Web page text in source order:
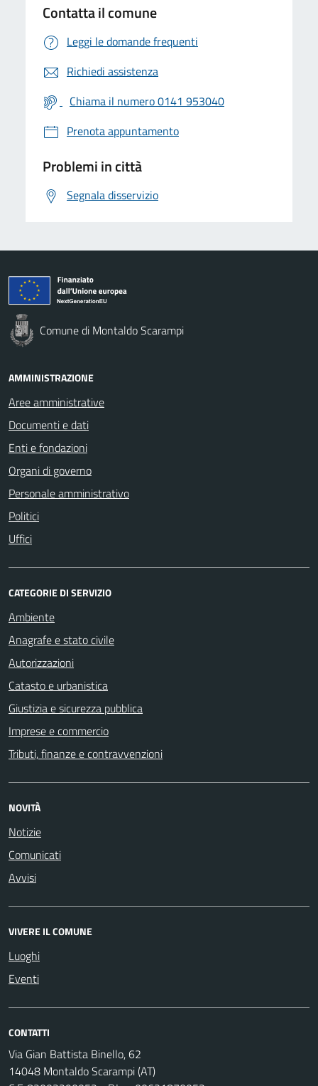
Contatta il comune
Leggi le domande frequenti
Richiedi assistenza
Chiama il numero 0141 953040
Prenota appuntamento
Problemi in città
Segnala disservizio
Comune di Montaldo Scarampi
AMMINISTRAZIONE
Aree amministrative
Documenti e dati
Enti e fondazioni
Organi di governo
Personale amministrativo
Politici
Uffici
CATEGORIE DI SERVIZIO
Ambiente
Anagrafe e stato civile
Autorizzazioni
Catasto e urbanistica
Giustizia e sicurezza pubblica
Imprese e commercio
Tributi, finanze e contravvenzioni
NOVITÀ
Notizie
Comunicati
Avvisi
VIVERE IL COMUNE
Luoghi
Eventi
CONTATTI
Via Gian Battista Binello, 62
14048 Montaldo Scarampi (AT)